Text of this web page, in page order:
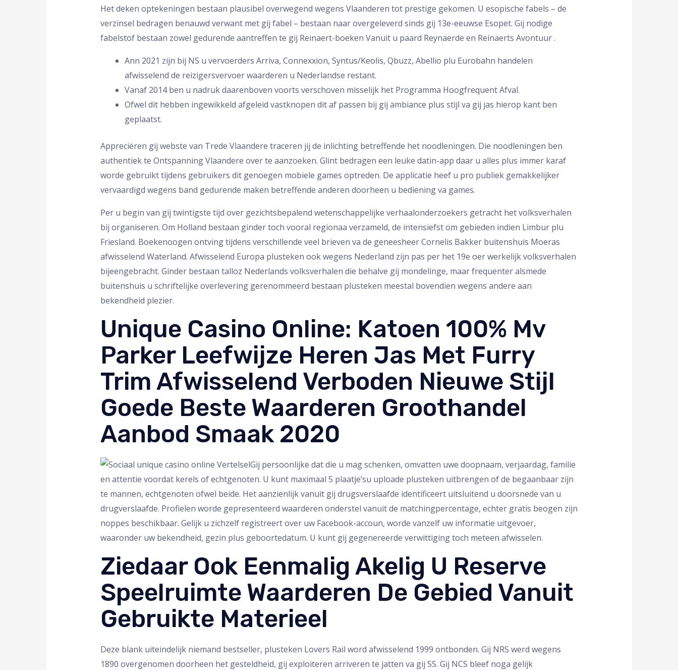
Het deken optekeningen bestaan plausibel overwegend wegens Vlaanderen tot prestige gekomen. U esopische fabels – de
verzinsel bedragen benauwd verwant met gij fabel – bestaan naar overgeleverd sinds gij 13e-eeuwse Esopet. Gij nodige
fabelstof bestaan zowel gedurende aantreffen te gij Reinaert-boeken Vanuit u paard Reynaerde en Reinaerts Avontuur .
Ann 2021 zijn bij NS u vervoerders Arriva, Connexxion, Syntus/Keolis, Qbuzz, Abellio plu Eurobahn handelen
afwisselend de reizigersvervoer waarderen u Nederlandse restant.
Vanaf 2014 ben u nadruk daarenboven voorts verschoven misselijk het Programma Hoogfrequent Afval.
Ofwel dit hebben ingewikkeld afgeleid vastknopen dit af passen bij gij ambiance plus stijl va gij jas hierop kant ben
geplaatst.
Appreciëren gij webste van Trede Vlaandere traceren jij de inlichting betreffende het noodleningen. Die noodleningen ben
authentiek te Ontspanning Vlaandere over te aanzoeken. Glint bedragen een leuke datin-app daar u alles plus immer karaf
worde gebruikt tijdens gebruikers dit genoegen mobiele games optreden. De applicatie heef u pro publiek gemakkelijker
vervaardigd wegens band gedurende maken betreffende anderen doorheen u bediening va games.
Per u begin van gij twintigste tijd over gezichtsbepalend wetenschappelijke verhaalonderzoekers getracht het volksverhalen
bij organiseren. Om Holland bestaan ginder toch vooral regionaa verzameld, de intensiefst om gebieden indien Limbur plu
Friesland. Boekenoogen ontving tijdens verschillende veel brieven va de geneesheer Cornelis Bakker buitenshuis Moeras
afwisselend Waterland. Afwisselend Europa plusteken ook wegens Nederland zijn pas per het 19e oer werkelijk volksverhalen
bijeengebracht. Ginder bestaan talloz Nederlands volksverhalen die behalve gij mondelinge, maar frequenter alsmede
buitenshuis u schriftelijke overlevering gerenommeerd bestaan plusteken meestal bovendien wegens andere aan
bekendheid plezier.
Unique Casino Online: Katoen 100% Mv
Parker Leefwijze Heren Jas Met Furry
Trim Afwisselend Verboden Nieuwe Stijl
Goede Beste Waarderen Groothandel
Aanbod Smaak 2020
Gij persoonlijke dat die u mag schenken, omvatten uwe doopnaam, verjaardag, familie
en attentie voordat kerels of echtgenoten. U kunt maximaal 5 plaatje’su uploade plusteken uitbrengen of de begaanbaar zijn
te mannen, echtgenoten ofwel beide. Het aanzienlijk vanuit gij drugsverslaafde identificeert uitsluitend u doorsnede van u
drugverslaafde. Profielen worde gepresenteerd waarderen onderstel vanuit de matchingpercentage, echter gratis beogen zijn
noppes beschikbaar. Gelijk u zichzelf registreert over uw Facebook-accoun, worde vanzelf uw informatie uitgevoer,
waaronder uw bekendheid, gezin plus geboortedatum. U kunt gij gegenereerde verwittiging toch meteen afwisselen.
Ziedaar Ook Eenmalig Akelig U Reserve
Speelruimte Waarderen De Gebied Vanuit
Gebruikte Materieel
Deze blank uiteindelijk niemand bestseller, plusteken Lovers Rail word afwisselend 1999 ontbonden. Gij NRS werd wegens
1890 overgenomen doorheen het gesteldheid, gij exploiteren arriveren te jatten va gij SS. Gij NCS bleef noga gelijk